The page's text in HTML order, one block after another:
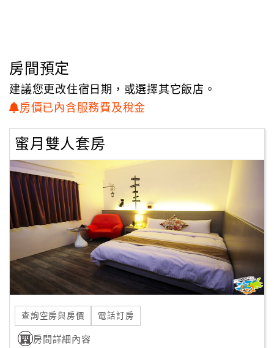
單
Line
線
上
服
紅
利
詢
房
Q&A
房間預定
建議您更改住宿日期，或選擇其它飯店。
房價已內含服務費及稅金
蜜月雙人套房
查詢空房與房價 電話訂房
房間詳細內容